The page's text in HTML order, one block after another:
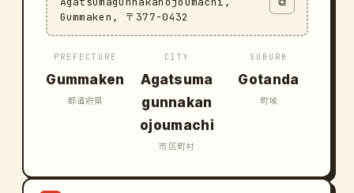
Gummaken, 〒377-0432
PREFECTURE
Gummaken
都道府県
CITY
Agatsuma
gunnakan
ojoumachi
市区町村
SUBURB
Gotanda
町域